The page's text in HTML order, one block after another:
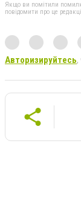
Якщо ви помітили
повідомити про це
Авторизируйтесь